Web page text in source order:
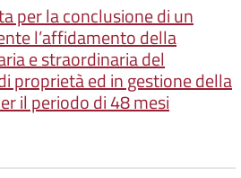
per la conclusione di un
l’affidamento della
e straordinaria del
proprietà ed in gestione della
il periodo di 48 mesi